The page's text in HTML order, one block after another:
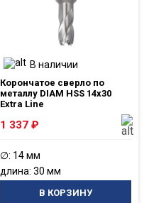
В наличии
Корончатое сверло по
металлу DIAM HSS 14x30
Extra Line
1 337₽
∅: 14 мм
длина: 30 мм
В КОРЗИНУ